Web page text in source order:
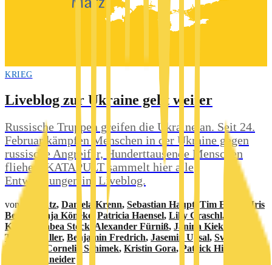
KRIEG
Liveblog zur Ukraine geht weiter
Russische Truppen greifen die Ukraine an. Seit 24.
Februar kämpfen Menschen in der Ukraine gegen
russische Angreifer, Hunderttausende Menschen
fliehen. KATAPULT sammelt hier alle
Entwicklungen im Liveblog.
vonJuli Katz, Daniela Krenn, Sebastian Haupt ,Tim Ehlers
Iris
Becker
Anja Köneke Patricia Haensel, Lilly Graschl,
Kracht
Tabea Stock Alexander Fürniß, Janina Kiekebusch
Tobias Müller, Benjamin Fredrich, Jasemin Uysal, Sven
Cornelia Schimek, Kristin Gora, Patrick Hinz
Judith Schneider